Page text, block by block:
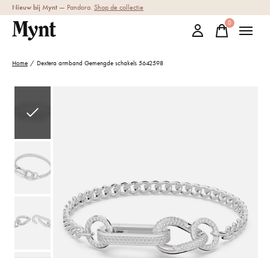
Nieuw bij Mynt — Pandora. Shop de collectie
0items
Home / Dextera armband Gemengde schakels 5642598